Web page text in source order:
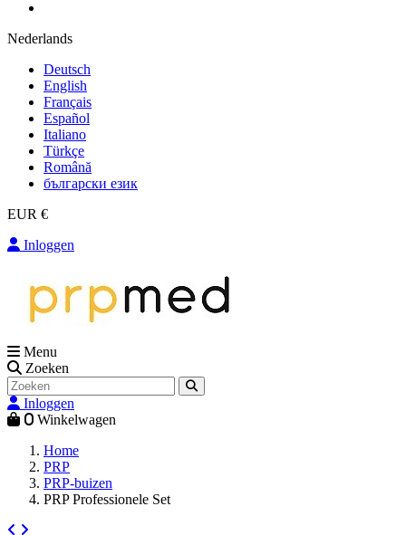
Nederlands
Deutsch
English
Français
Español
Italiano
Türkçe
Română
български език
EUR €
Inloggen
Menu
Zoeken
Inloggen
0 Winkelwagen
Home
PRP
PRP-buizen
PRP Professionele Set